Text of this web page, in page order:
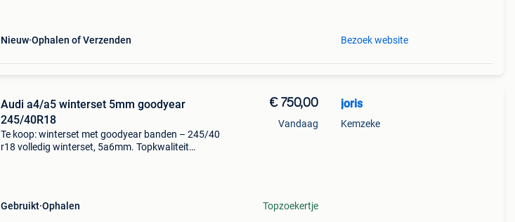
Nieuw Ophalen of Verzenden Bezoek website
Audi a4/a5 winterset 5mm goodyear
245/40R18
Te koop: winterset met goodyear banden – 245/40
r18 volledig winterset, 5a6mm. Topkwaliteit
Gebruikt Ophalen
€ 750,00
Vandaag
Topzoekertje
joris
Kemzeke